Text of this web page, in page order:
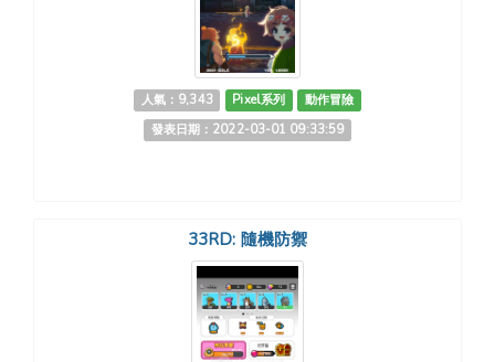
人氣：9,343 Pixel系列
動作冒險
發表日期：2022-03-01 09:33:59
33RD: 隨機防禦